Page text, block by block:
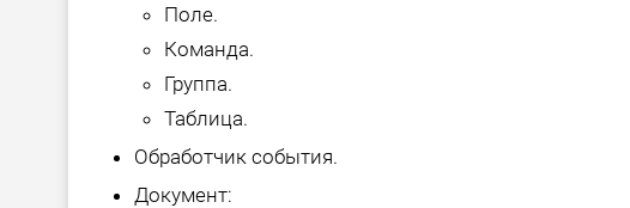
Поле.
Команда.
Группа.
Таблица.
Обработчик события.
Документ: